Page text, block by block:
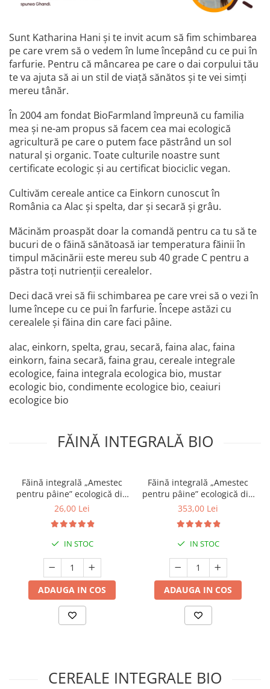
Sunt Katharina Hani și te invit acum să fim schimbarea
pe care vrem să o vedem în lume începând cu ce pui în
farfurie. Pentru că mâncarea pe care o dai corpului tău
te va ajuta să ai un stil de viață sănătos și te vei simți
mereu tânăr.
În 2004 am fondat BioFarmland împreună cu familia
mea și ne-am propus să facem cea mai ecologică
agricultură pe care o putem face păstrând un sol
natural și organic. Toate culturile noastre sunt
certificate ecologic și au certificat biociclic vegan.
Cultivăm cereale antice ca Einkorn cunoscut în
România ca Alac și spelta, dar și secară și grâu.
Măcinăm proaspăt doar la comandă pentru ca tu să te
bucuri de o făină sănătoasă iar temperatura făinii în
timpul măcinării este mereu sub 40 grade C pentru a
păstra toți nutrienții cerealelor.
Deci dacă vrei să fii schimbarea pe care vrei să o vezi în
lume începe cu ce pui în farfurie. Începe astăzi cu
cerealele și făina din care faci pâine.
alac, einkorn, spelta, grau, secară, faina alac, faina
einkorn, faina secară, faina grau, cereale integrale
ecologice, faina integrala ecologica bio, mustar
ecologic bio, condimente ecologice bio, ceaiuri
ecologice bio
FĂINĂ INTEGRALĂ BIO
Făină integrală „Amestec
pentru pâine” ecologică din
33% Spelta, 33% Secară și
26,00 Lei
IN STOC
ADAUGA IN COS
Făină integrală „Amestec
pentru pâine” ecologică din
33% Spelta, 33% Secară și
353,00 Lei
IN STOC
ADAUGA IN COS
CEREALE INTEGRALE BIO